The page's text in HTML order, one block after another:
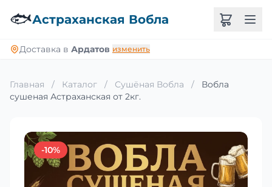
🐟Астраханская Вобла
Доставка в Ардатов изменить
Главная / Каталог / Сушёная Вобла /
Вобла
сушеная Астраханская от 2кг.
-10%